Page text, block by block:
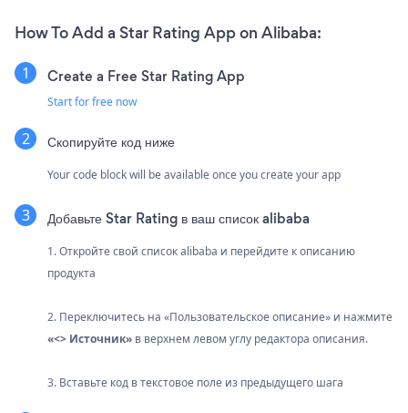
How To Add a Star Rating App on Alibaba:
Create a Free Star Rating App
Start for free now
Скопируйте код ниже
Your code block will be available once you create your app
Добавьте Star Rating в ваш список alibaba
1. Откройте свой список alibaba и перейдите к описанию
продукта
2. Переключитесь на «Пользовательское описание» и нажмите
«<> Источник» в верхнем левом углу редактора описания.
3. Вставьте код в текстовое поле из предыдущего шага